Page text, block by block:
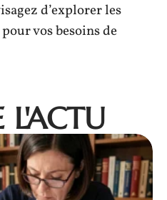
d’explorer les
vos besoins de
L'ACTU